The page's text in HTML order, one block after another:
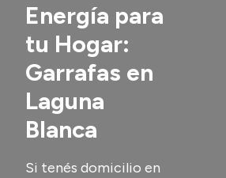
Transparencia
Presupuesto
Boletín Oficial
Compras y licitaciones
Consulta de expedientes
Consulta de pago a proveedores
Energía para
tu Hogar:
Garrafas en
Laguna
Blanca
Si tenés domicilio en